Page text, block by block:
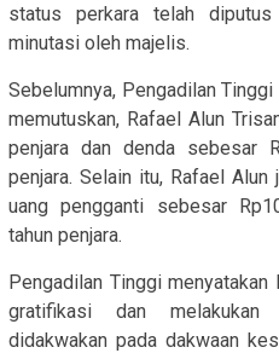
status perkara telah
minutasi oleh majelis.
Sebelumnya, Pengadilan
memutuskan, Rafael Alun
penjara dan denda sebesar
penjara. Selain itu, Rafael
uang pengganti sebesar
tahun penjara.
Pengadilan Tinggi
gratifikasi dan melakukan
didakwakan pada dakwaan